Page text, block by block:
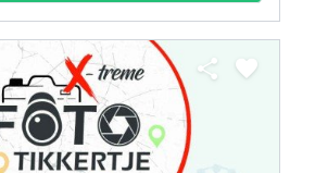
share favorite